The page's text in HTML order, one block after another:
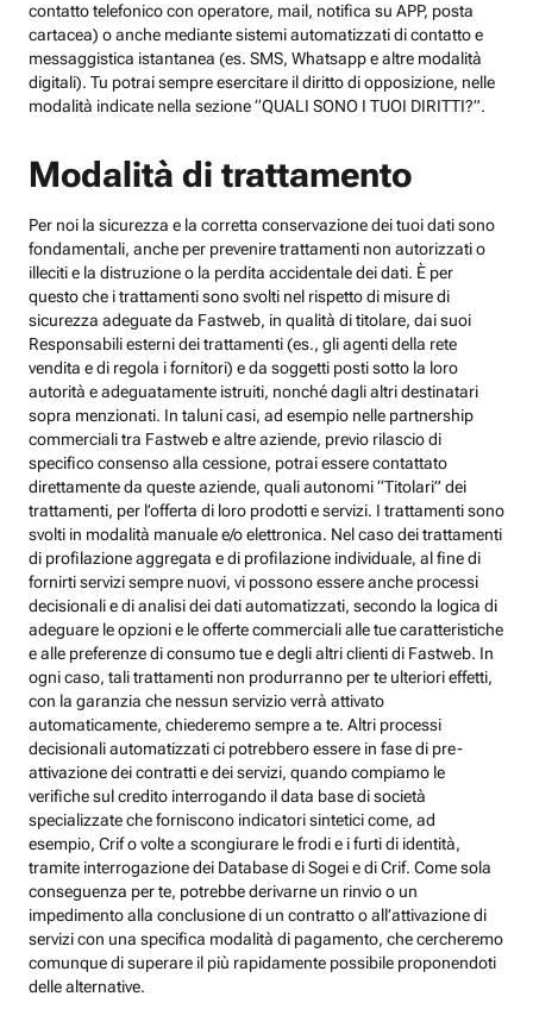
contatto telefonico con operatore, mail, notifica su APP, posta
cartacea) o anche mediante sistemi automatizzati di contatto e
messaggistica istantanea (es. SMS, Whatsapp e altre modalità
digitali). Tu potrai sempre esercitare il diritto di opposizione, nelle
modalità indicate nella sezione “QUALI SONO I TUOI DIRITTI?”.
Modalità di trattamento
Per noi la sicurezza e la corretta conservazione dei tuoi dati sono
fondamentali, anche per prevenire trattamenti non autorizzati o
illeciti e la distruzione o la perdita accidentale dei dati. È per
questo che i trattamenti sono svolti nel rispetto di misure di
sicurezza adeguate da Fastweb, in qualità di titolare, dai suoi
Responsabili esterni dei trattamenti (es., gli agenti della rete
vendita e di regola i fornitori) e da soggetti posti sotto la loro
autorità e adeguatamente istruiti, nonché dagli altri destinatari
sopra menzionati. In taluni casi, ad esempio nelle partnership
commerciali tra Fastweb e altre aziende, previo rilascio di
specifico consenso alla cessione, potrai essere contattato
direttamente da queste aziende, quali autonomi “Titolari” dei
trattamenti, per l’offerta di loro prodotti e servizi. I trattamenti sono
svolti in modalità manuale e/o elettronica. Nel caso dei trattamenti
di profilazione aggregata e di profilazione individuale, al fine di
fornirti servizi sempre nuovi, vi possono essere anche processi
decisionali e di analisi dei dati automatizzati, secondo la logica di
adeguare le opzioni e le offerte commerciali alle tue caratteristiche
e alle preferenze di consumo tue e degli altri clienti di Fastweb. In
ogni caso, tali trattamenti non produrranno per te ulteriori effetti,
con la garanzia che nessun servizio verrà attivato
automaticamente, chiederemo sempre a te. Altri processi
decisionali automatizzati ci potrebbero essere in fase di pre-
attivazione dei contratti e dei servizi, quando compiamo le
verifiche sul credito interrogando il data base di società
specializzate che forniscono indicatori sintetici come, ad
esempio, Crif o volte a scongiurare le frodi e i furti di identità,
tramite interrogazione dei Database di Sogei e di Crif. Come sola
conseguenza per te, potrebbe derivarne un rinvio o un
impedimento alla conclusione di un contratto o all’attivazione di
servizi con una specifica modalità di pagamento, che cercheremo
comunque di superare il più rapidamente possibile proponendoti
delle alternative.